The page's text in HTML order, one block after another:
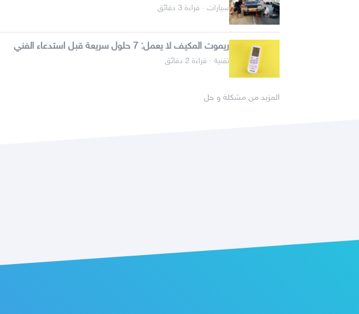
سيارات · قراءة 3 دقائق
ريموت المكيف لا يعمل: 7 حلول سريعة قبل استدعاء الفني
تقنية · قراءة 2 دقائق
المزيد من مشكلة و حل